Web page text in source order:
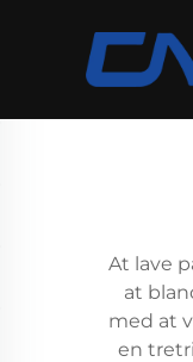
At lave
at
med at
en